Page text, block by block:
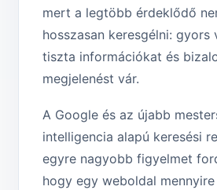
mert a legtöbb érdeklődő
hosszasan keresgélni: gyors
tiszta információkat és
megjelenést vár.
A Google és az újabb
intelligencia alapú keresési
egyre nagyobb figyelmet
hogy egy weboldal